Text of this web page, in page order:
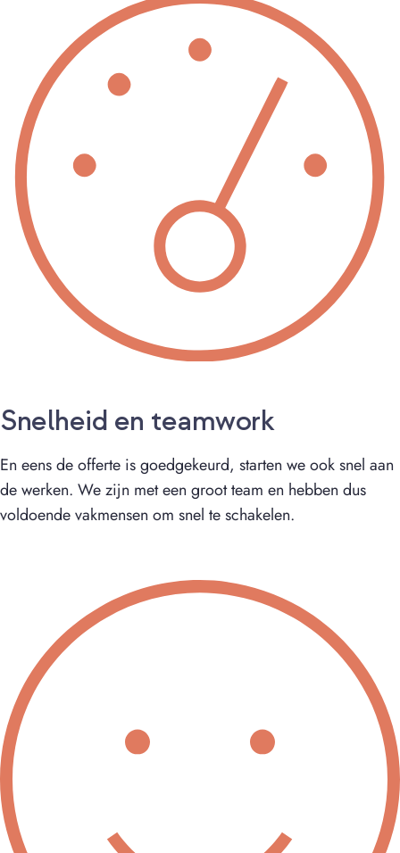
Snelheid en teamwork
En eens de offerte is goedgekeurd, starten we ook snel aan
de werken. We zijn met een groot team en hebben dus
voldoende vakmensen om snel te schakelen.